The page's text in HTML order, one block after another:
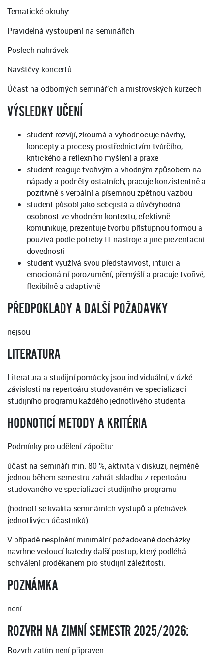
Tematické okruhy:
Pravidelná vystoupení na seminářích
Poslech nahrávek
Návštěvy koncertů
Účast na odborných seminářích a mistrovských kurzech
VÝSLEDKY UČENÍ
student rozvíjí, zkoumá a vyhodnocuje návrhy,
koncepty a procesy prostřednictvím tvůrčího,
kritického a reflexního myšlení a praxe
student reaguje tvořivým a vhodným způsobem na
nápady a podněty ostatních, pracuje konzistentně a
pozitivně s verbální a písemnou zpětnou vazbou
student působí jako sebejistá a důvěryhodná
osobnost ve vhodném kontextu, efektivně
komunikuje, prezentuje tvorbu přístupnou formou a
používá podle potřeby IT nástroje a jiné prezentační
dovednosti
student využívá svou představivost, intuici a
emocionální porozumění, přemýšlí a pracuje tvořivě,
flexibilně a adaptivně
PŘEDPOKLADY A DALŠÍ POŽADAVKY
nejsou
LITERATURA
Literatura a studijní pomůcky jsou individuální, v úzké
závislosti na repertoáru studovaném ve specializaci
studijního programu každého jednotlivého studenta.
HODNOTICÍ METODY A KRITÉRIA
Podmínky pro udělení zápočtu:
účast na semináři min. 80 %, aktivita v diskuzi, nejméně
jednou během semestru zahrát skladbu z repertoáru
studovaného ve specializaci studijního programu
(hodnotí se kvalita seminárních výstupů a přehrávek
jednotlivých účastníků)
V případě nesplnění minimální požadované docházky
navrhne vedoucí katedry další postup, který podléhá
schválení proděkanem pro studijní záležitosti.
POZNÁMKA
není
ROZVRH NA ZIMNÍ SEMESTR 2025/2026:
Rozvrh zatím není připraven